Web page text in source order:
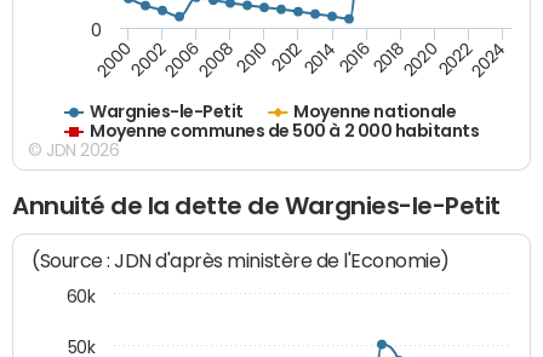
Wargnies-le-Petit
Moyenne nationale
Moyenne communes de 500 à 2 000 habitants
200020022006200820102012201420162018202020222024
0
© JDN 2026
Annuité de la dette de Wargnies-le-Petit
(Source : JDN d'après ministère de l'Economie)
50k
60k